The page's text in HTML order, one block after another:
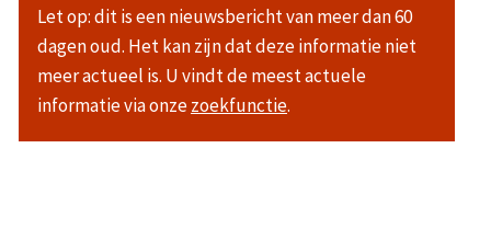
Let op: dit is een nieuwsbericht van meer dan 60
dagen oud. Het kan zijn dat deze informatie niet
meer actueel is. U vindt de meest actuele
informatie via onzezoekfunctie.